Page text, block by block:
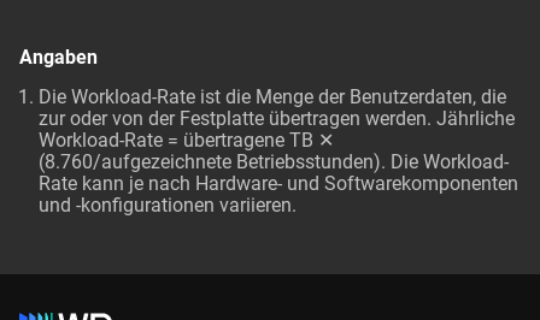
Angaben
Die Workload-Rate ist die Menge der Benutzerdaten, die
zur oder von der Festplatte übertragen werden. Jährliche
Workload-Rate = übertragene TB ✕
(8.760/aufgezeichnete Betriebsstunden). Die Workload-
Rate kann je nach Hardware- und Softwarekomponenten
und -konfigurationen variieren.